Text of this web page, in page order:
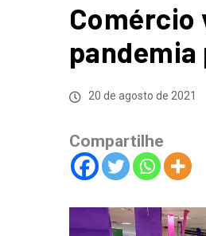
Comércio
pandemia
20 de agosto de 2021
Compartilhe